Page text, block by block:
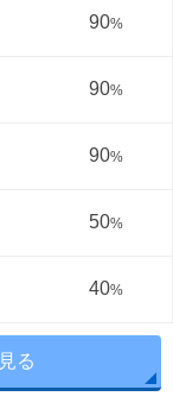
90%
90%
90%
50%
40%
る